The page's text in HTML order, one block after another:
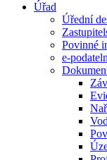
Úřad
Úřední
Povinné
e-